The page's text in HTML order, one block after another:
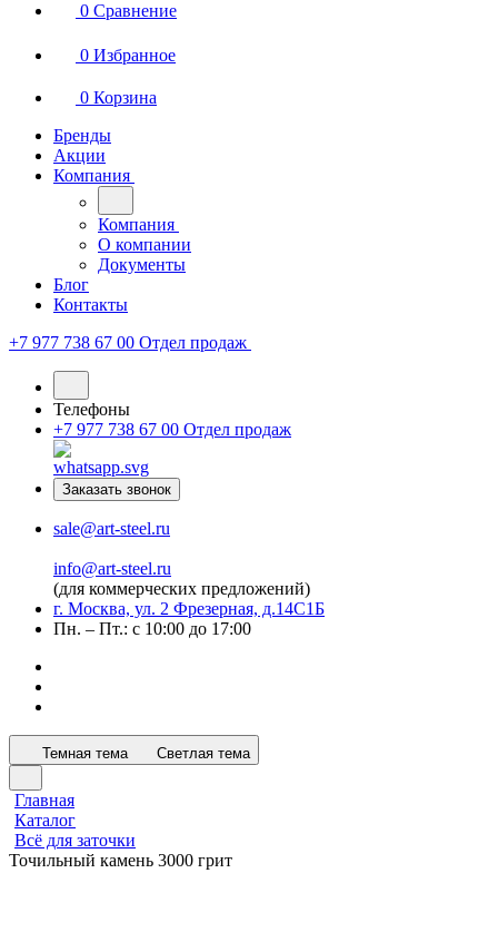
0 Сравнение
0 Избранное
0 Корзина
Бренды
Акции
Компания
Компания
О компании
Документы
Блог
Контакты
+7 977 738 67 00 Отдел продаж
Телефоны
+7 977 738 67 00 Отдел продаж
Заказать звонок
sale@art-steel.ru
info@art-steel.ru
(для коммерческих предложений)
г. Москва, ул. 2 Фрезерная, д.14С1Б
Пн. – Пт.: с 10:00 до 17:00
Темная тема Светлая тема
Главная
Каталог
Всё для заточки
Точильный камень 3000 грит